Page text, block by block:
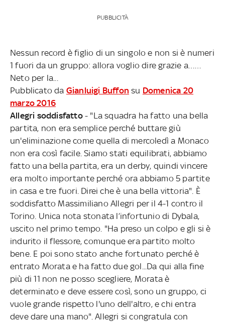
PUBBLICITÀ
Nessun record è figlio di un singolo e non si è numeri
1 fuori da un gruppo: allora voglio dire grazie a……
Neto per la...
Pubblicato da Gianluigi Buffon su Domenica 20
marzo 2016
Allegri soddisfatto- "La squadra ha fatto una bella
partita, non era semplice perché buttare giù
un'eliminazione come quella di mercoledì a Monaco
non era così facile. Siamo stati equilibrati, abbiamo
fatto una bella partita, era un derby, quindi vincere
era molto importante perché ora abbiamo 5 partite
in casa e tre fuori. Direi che è una bella vittoria". È
soddisfatto Massimiliano Allegri per il 4-1 contro il
Torino. Unica nota stonata l’infortunio di Dybala,
uscito nel primo tempo. "Ha preso un colpo e gli si è
indurito il flessore, comunque era partito molto
bene. E poi sono stato anche fortunato perché è
entrato Morata e ha fatto due gol...Da qui alla fine
più di 11 non ne posso scegliere, Morata è
determinato e deve essere così, sono un gruppo, ci
vuole grande rispetto l'uno dell'altro, e chi entra
deve dare una mano". Allegri si congratula con